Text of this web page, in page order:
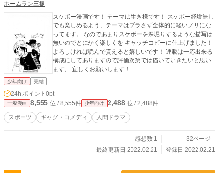
ホームラン三振
スケボー漫画です！ テーマは生き様です！ スケボー経験無し
でも楽しめるよう、テーマはブラさず全体的に軽いノリにな
ってます。 なのであまりスケボーを深堀りするような描写は
無いのでとにかく楽しくを キャッチコピーに仕上げました！
よろしければ読んで貰えると嬉しいです！ 連載は一応出来る
構成にしてありますので評価次第では描いていきたいと思い
ます。 宜しくお願いします！
少年向け 完結
24h.ポイント 0pt
一般漫画 8,555 位 / 8,555件 少年向け 2,488 位 / 2,488件
スポーツ ギャグ・コメディ 人間ドラマ
感想数 1
32ページ
最終更新日 2022.02.21
登録日 2022.02.21